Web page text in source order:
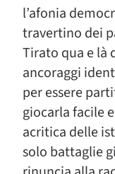
l’afonia
travertino dei
Tirato qua e là
ancoraggi
per essere
giocarla facile
acritica delle
solo battaglie